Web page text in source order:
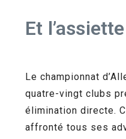
Et
Le championnat
quatre-vingt clubs
élimination directe.
affronté tous ses